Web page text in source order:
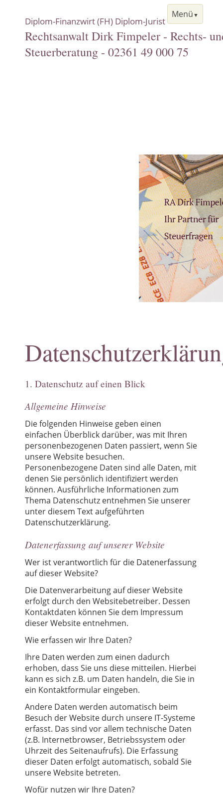
Menü
Diplom-Finanzwirt (FH) Diplom-Jurist
Rechtsanwalt Dirk Fimpeler - Rechts-
Steuerberatung - 02361 49 000 75
1. Datenschutz auf einen Blick
Allgemeine Hinweise
Die folgenden Hinweise geben einen
einfachen Überblick darüber, was mit Ihren
personenbezogenen Daten passiert, wenn Sie
unsere Website besuchen.
Personenbezogene Daten sind alle Daten, mit
denen Sie persönlich identifiziert werden
können. Ausführliche Informationen zum
Thema Datenschutz entnehmen Sie unserer
unter diesem Text aufgeführten
Datenschutzerklärung.
Datenerfassung auf unserer Website
Wer ist verantwortlich für die Datenerfassung
auf dieser Website?
Die Datenverarbeitung auf dieser Website
erfolgt durch den Websitebetreiber. Dessen
Kontaktdaten können Sie dem Impressum
dieser Website entnehmen.
Wie erfassen wir Ihre Daten?
Ihre Daten werden zum einen dadurch
erhoben, dass Sie uns diese mitteilen. Hierbei
kann es sich z.B. um Daten handeln, die Sie in
ein Kontaktformular eingeben.
Andere Daten werden automatisch beim
Besuch der Website durch unsere IT-Systeme
erfasst. Das sind vor allem technische Daten
(z.B. Internetbrowser, Betriebssystem oder
Uhrzeit des Seitenaufrufs). Die Erfassung
dieser Daten erfolgt automatisch, sobald Sie
unsere Website betreten.
Wofür nutzen wir Ihre Daten?